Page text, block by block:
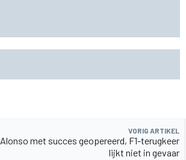
VORIG ARTIKEL
Alonso met succes geopereerd, F1-terugkeer
lijkt niet in gevaar